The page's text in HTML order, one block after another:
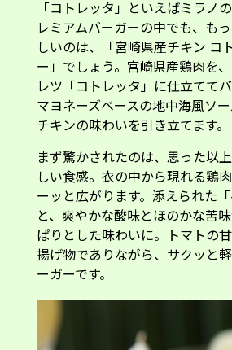
ぱりとした味わいに。トマトの
揚げ物でありながら、サクッと
ーガーです。